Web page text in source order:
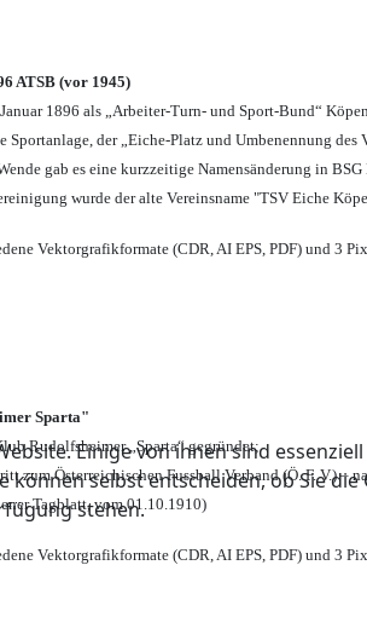
Einige von ihnen sind
können selbst entscheiden, ob Sie
stehen.
ATSB (vor 1945)
1896 als „Arbeiter-Turn- und Sport-Bund“
Sportanlage, der „Eiche-Platz und Umbenennung
gab es eine kurzzeitige Namensänderung in
wurde der alte Vereinsname "TSV Eiche
Vektorgrafikformate (CDR, AI EPS, PDF) und 3
Sparta"
Rudolfsheimer „Sparta“ gegründet;
zum Österreichischen Fussball Verband (Ö. F. V.) –
Tagblatt, vom 01.10.1910)
Vektorgrafikformate (CDR, AI EPS, PDF) und 3